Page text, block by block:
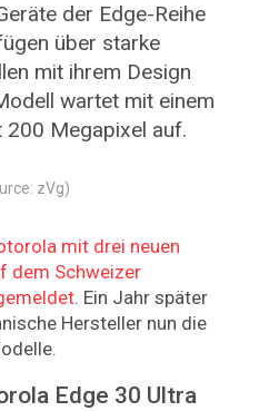
der Edge-Reihe
über starke
mit ihrem Design
wartet mit einem
Megapixel auf.
zVg)
mit drei neuen
dem Schweizer
. Ein Jahr später
Hersteller nun die
Edge 30 Ultra